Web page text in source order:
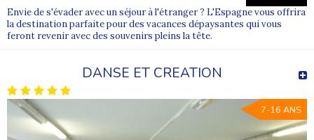
Envie de s'évader avec un séjour à l'étranger ? L'Espagne vous offrira
la destination parfaite pour des vacances dépaysantes qui vous
feront revenir avec des souvenirs pleins la tête.
DANSE ET CREATION
7-16 ANS